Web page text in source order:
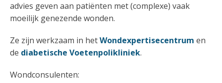
advies geven aan patiënten met (complexe) vaak
moeilijk genezende wonden.
Ze zijn werkzaam in hetWondexpertisecentrum en
de diabetische Voetenpolikliniek.
Wondconsulenten: